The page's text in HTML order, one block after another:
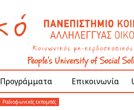
Προγράμματα Επικοινωνία
Ραδιοφωνικές εκπομπές